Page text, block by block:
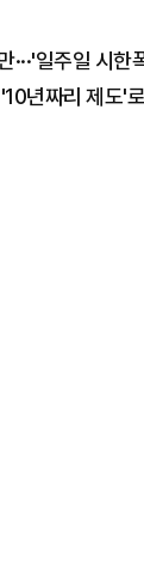
···'일주일 시
년짜리 제도'